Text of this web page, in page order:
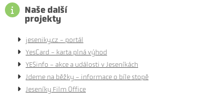
Naše další
projekty
jeseniky.cz - portál
YesCard - karta plná výhod
YESinfo - akce a události v Jeseníkách
Jdeme na běžky - informace o bíle stopě
Jeseníky Film Office